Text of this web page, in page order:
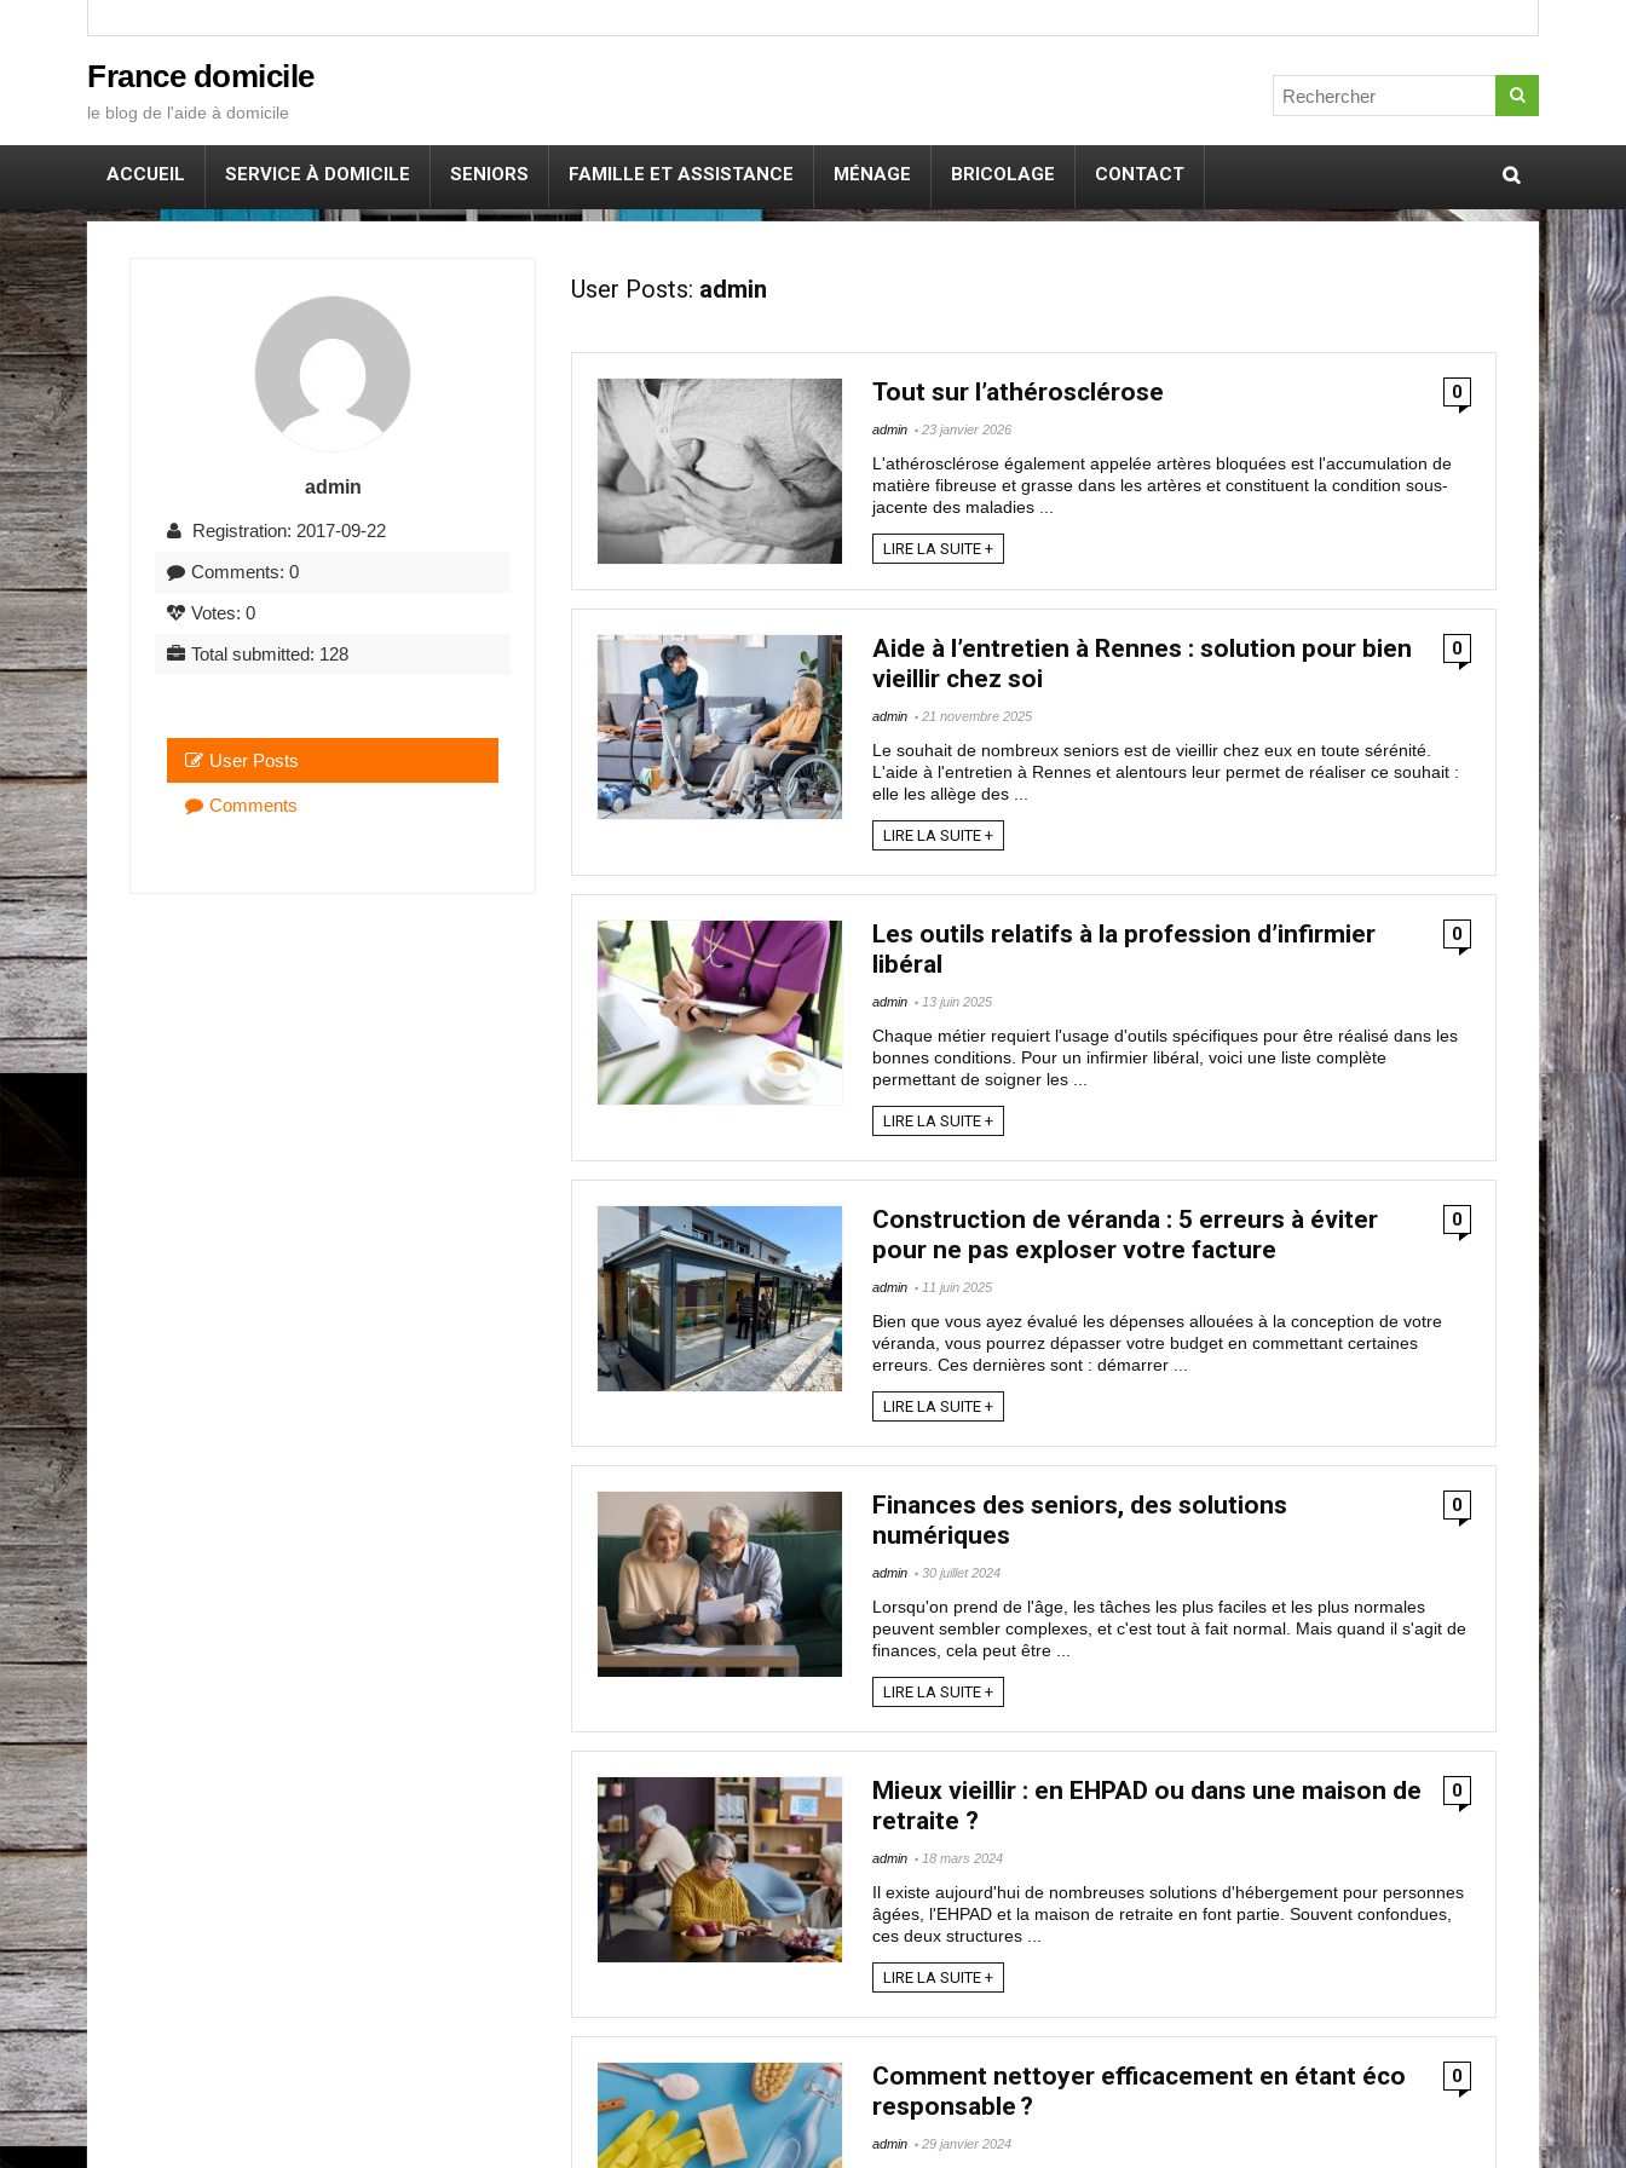
France domicile
le blog de l'aide à domicile
ACCUEIL SERVICE À DOMICILE SENIORS FAMILLE ET ASSISTANCE MÉNAGE BRICOLAGE CONTACT
admin
Registration: 2017-09-22
Comments: 0
Votes: 0
Total submitted: 128
User Posts
Comments
User Posts: admin
Tout sur l’athérosclérose 0
admin 23 janvier 2026
L'athérosclérose également appelée artères bloquées est l'accumulation de
matière fibreuse et grasse dans les artères et constituent la condition sous-
jacente des maladies ...
LIRE LA SUITE +
Aide à l’entretien à Rennes : solution pour bien
vieillir chez soi
0
admin 21 novembre 2025
Le souhait de nombreux seniors est de vieillir chez eux en toute sérénité.
L'aide à l'entretien à Rennes et alentours leur permet de réaliser ce souhait :
elle les allège des ...
LIRE LA SUITE +
Les outils relatifs à la profession d’infirmier
libéral
0
admin 13 juin 2025
Chaque métier requiert l'usage d'outils spécifiques pour être réalisé dans les
bonnes conditions. Pour un infirmier libéral, voici une liste complète
permettant de soigner les ...
LIRE LA SUITE +
Construction de véranda : 5 erreurs à éviter
pour ne pas exploser votre facture
0
admin 11 juin 2025
Bien que vous ayez évalué les dépenses allouées à la conception de votre
véranda, vous pourrez dépasser votre budget en commettant certaines
erreurs. Ces dernières sont : démarrer ...
LIRE LA SUITE +
Finances des seniors, des solutions
numériques
0
admin 30 juillet 2024
Lorsqu'on prend de l'âge, les tâches les plus faciles et les plus normales
peuvent sembler complexes, et c'est tout à fait normal. Mais quand il s'agit de
finances, cela peut être ...
LIRE LA SUITE +
Mieux vieillir : en EHPAD ou dans une maison de
retraite ?
0
admin 18 mars 2024
Il existe aujourd'hui de nombreuses solutions d'hébergement pour personnes
âgées, l'EHPAD et la maison de retraite en font partie. Souvent confondues,
ces deux structures ...
LIRE LA SUITE +
Comment nettoyer efficacement en étant éco
responsable ?
0
admin 29 janvier 2024